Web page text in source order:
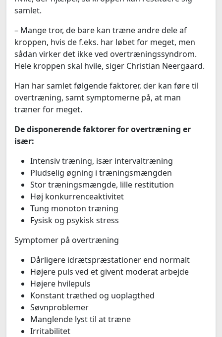
samlet.
– Mange tror, de bare kan træne andre dele af
kroppen, hvis de f.eks. har løbet for meget, men
sådan virker det ikke ved overtræningssyndrom.
Hele kroppen skal hvile, siger Christian Neergaard.
Han har samlet følgende faktorer, der kan føre til
overtræning, samt symptomerne på, at man
træner for meget.
De disponerende faktorer for overtræning er
især:
Intensiv træning, især intervaltræning
Pludselig øgning i træningsmængden
Stor træningsmængde, lille restitution
Høj konkurrenceaktivitet
Tung monoton træning
Fysisk og psykisk stress
Symptomer på overtræning
Dårligere idrætspræstationer end normalt
Højere puls ved et givent moderat arbejde
Højere hvilepuls
Konstant træthed og uoplagthed
Søvnproblemer
Manglende lyst til at træne
Irritabilitet